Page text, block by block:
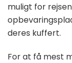
muligt for
deres kuffert.
For at få mest